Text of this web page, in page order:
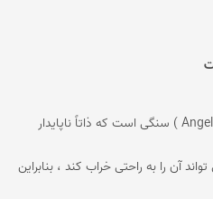
آنهیدریت بخصوص سنگ انجلیت(Angelite ) سنگی است که ذاتاً ناپایدار
آن را به راحتی خراب کند ، بنابراین